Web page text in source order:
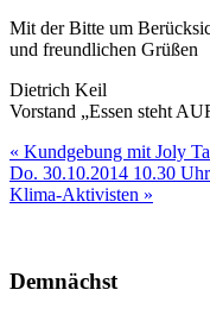
Mit der Bitte um
und freundlichen Grüßen
Dietrich Keil
Vorstand „Essen steht
« Kundgebung mit Joly
Do. 30.10.2014 10.30
Klima-Aktivisten »
Demnächst